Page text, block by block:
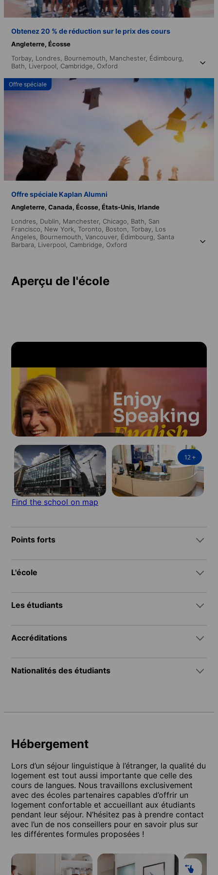
Obtenez 20 % de réduction sur le prix des cours
Angleterre, Écosse
Torbay, Londres, Bournemouth, Manchester, Édimbourg,
Bath, Liverpool, Cambridge, Oxford
Offre spéciale
Offre spéciale Kaplan Alumni
Angleterre, Canada, Écosse, États-Unis, Irlande
Londres, Dublin, Manchester, Chicago, Bath, San
Francisco, New York, Toronto, Boston, Torbay, Los
Angeles, Bournemouth, Vancouver, Édimbourg, Santa
Barbara, Liverpool, Cambridge, Oxford
Aperçu de l'école
12+
Find the school on map
Points forts
L'école
Les étudiants
Accréditations
Nationalités des étudiants
Hébergement
Lors d’un séjour linguistique à l’étranger, la qualité du
logement est tout aussi importante que celle des
cours de langues. Nous travaillons exclusivement
avec des écoles partenaires capables d’offrir un
logement confortable et accueillant aux étudiants
pendant leur séjour. N’hésitez pas à prendre contact
avec l’un de nos conseillers pour en savoir plus sur
les différentes formules proposées !